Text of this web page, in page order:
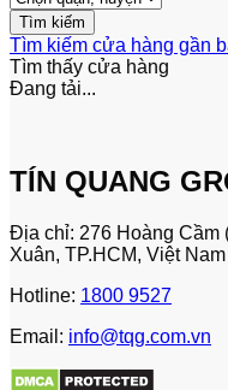
Tìm kiếm cửa hàng gần
Tìm thấy cửa hàng
Đang tải...
TÍN QUANG
Địa chỉ: 276 Hoàng Cầm
Xuân, TP.HCM, Việt Nam
Hotline: 1800 9527
Email: info@tqg.com.vn